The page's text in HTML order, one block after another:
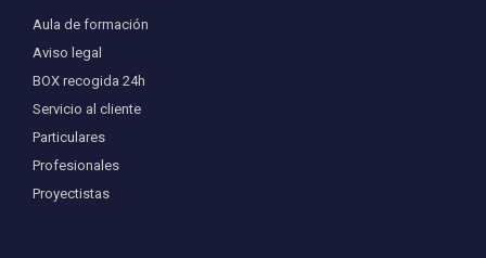
Aula de formación
Aviso legal
BOX recogida 24h
Servicio al cliente
Particulares
Profesionales
Proyectistas